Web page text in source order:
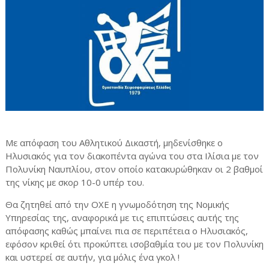
Με απόφαση του Αθλητικού Δικαστή, μηδενίσθηκε ο
Ηλυσιακός για τον διακοπέντα αγώνα του στα Ιλίσια με τον
Πολυνίκη Ναυπλίου, στον οποίο κατακυρώθηκαν οι 2 βαθμοί
της νίκης με σκορ 10-0 υπέρ του.
Θα ζητηθεί από την ΟΧΕ η γνωμοδότηση της Νομικής
Υπηρεσίας της, αναφορικά με τις επιπτώσεις αυτής της
απόφασης καθώς μπαίνει πια σε περιπέτεια ο Ηλυσιακός,
εφόσον κριθεί ότι προκύπτει ισοβαθμία του με τον Πολυνίκη
και υστερεί σε αυτήν, για μόλις ένα γκολ !